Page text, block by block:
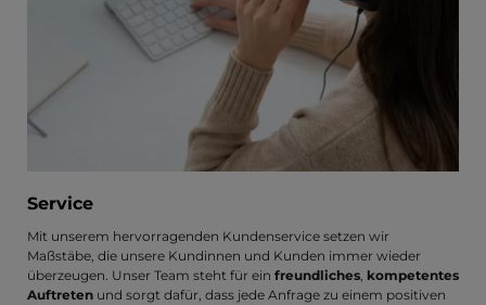
Service
Mit unserem hervorragenden Kundenservice setzen wir
Maßstäbe, die unsere Kundinnen und Kunden immer wieder
überzeugen. Unser Team steht für ein freundliches, kompetentes
Auftreten und sorgt dafür, dass jede Anfrage zu einem positiven